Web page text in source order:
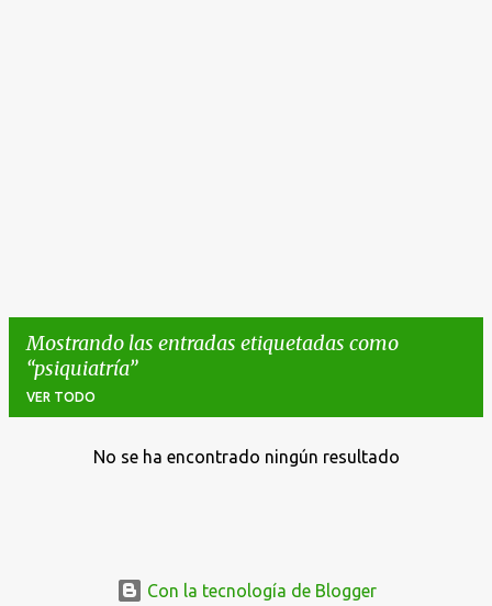
Mostrando las entradas etiquetadas como
psiquiatría
VER TODO
No se ha encontrado ningún resultado
Con la tecnología de Blogger